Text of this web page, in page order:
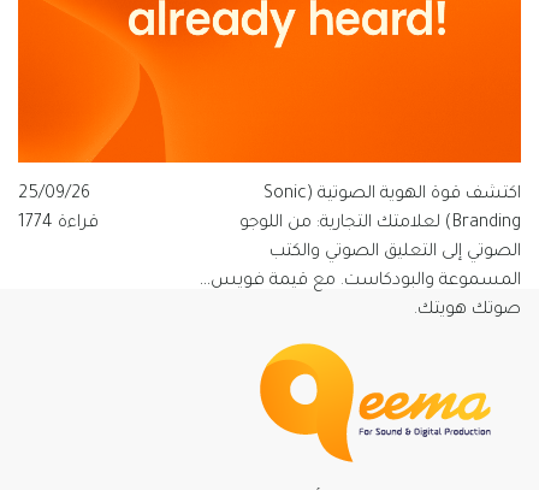
اكتشف قوة الهوية الصوتية (Sonic
Branding) لعلامتك التجارية: من اللوجو
الصوتي إلى التعليق الصوتي والكتب
المسموعة والبودكاست. مع قيمة فويس…
صوتك هويتك.
25/09/26
قراءة 1774